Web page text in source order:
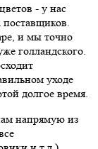
- у нас
и мы точно
голландского.
уходе
долгое время.
напрямую из